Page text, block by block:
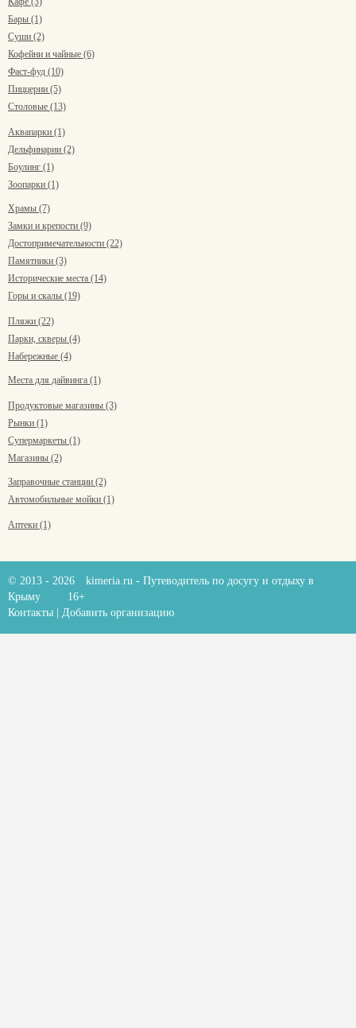
Бары (1)
Суши (2)
Кофейни и чайные (6)
Фаст-фуд (10)
Пиццерии (5)
Столовые (13)
Аквапарки (1)
Дельфинарии (2)
Боулинг (1)
Зоопарки (1)
Храмы (7)
Замки и крепости (9)
Достопримечательности (22)
Памятники (3)
Исторические места (14)
Горы и скалы (19)
Пляжи (22)
Парки, скверы (4)
Набережные (4)
Места для дайвинга (1)
Продуктовые магазины (3)
Рынки (1)
Супермаркеты (1)
Магазины (2)
Заправочные станции (2)
Автомобильные мойки (1)
Аптеки (1)
© 2013 - 2026 kimeria.ru - Путеводитель по досугу и отдыху в
Крыму
16+
Контакты
Добавить организацию